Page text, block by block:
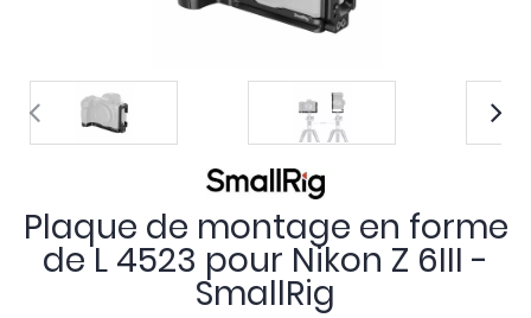
Plaque de montage en forme
de L 4523 pour Nikon Z 6III -
SmallRig